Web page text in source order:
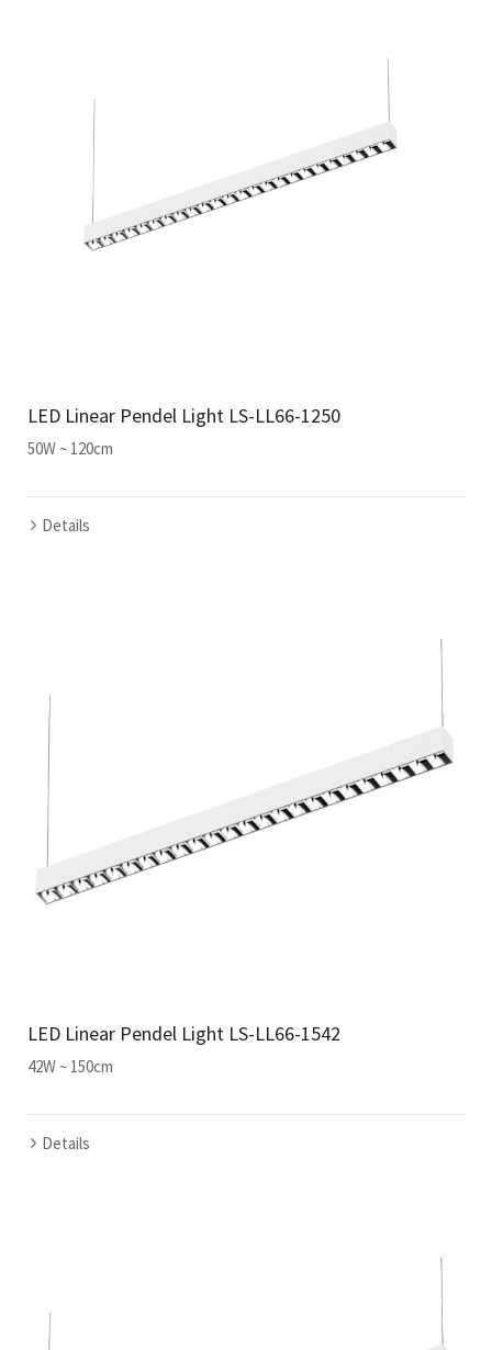
LED Linear Pendel Light LS-LL66-1250
50W ~ 120cm
Details
LED Linear Pendel Light LS-LL66-1542
42W ~ 150cm
Details